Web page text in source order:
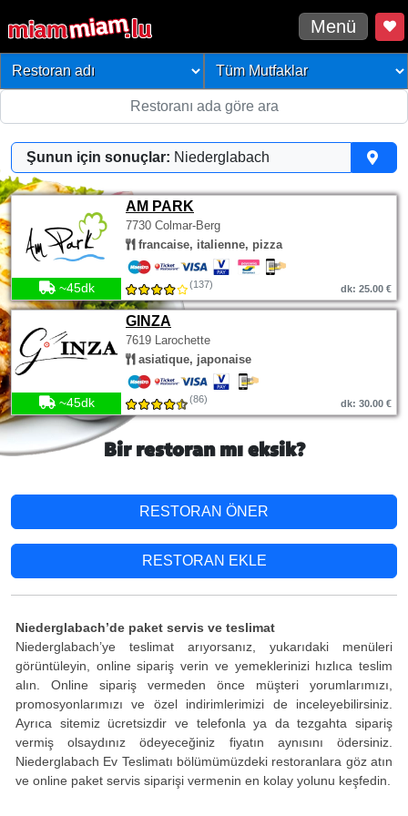
Menü
Şunun için sonuçlar: Niederglabach
AM PARK
7730 Colmar-Berg
francaise, italienne, pizza
~45dk (137) dk: 25.00 €
GINZA
7619 Larochette
asiatique, japonaise
~45dk (86) dk: 30.00 €
Bir restoran mı eksik?
RESTORAN ÖNER
RESTORAN EKLE
Niederglabach’de paket servis ve teslimat
Niederglabach’ye teslimat arıyorsanız, yukarıdaki menüleri
görüntüleyin, online sipariş verin ve yemeklerinizi hızlıca teslim
alın. Online sipariş vermeden önce müşteri yorumlarımızı,
promosyonlarımızı ve özel indirimlerimizi de inceleyebilirsiniz.
Ayrıca sitemiz ücretsizdir ve telefonla ya da tezgahta sipariş
vermiş olsaydınız ödeyeceğiniz fiyatın aynısını ödersiniz.
Niederglabach Ev Teslimatı bölümümüzdeki restoranlara göz atın
ve online paket servis siparişi vermenin en kolay yolunu keşfedin.